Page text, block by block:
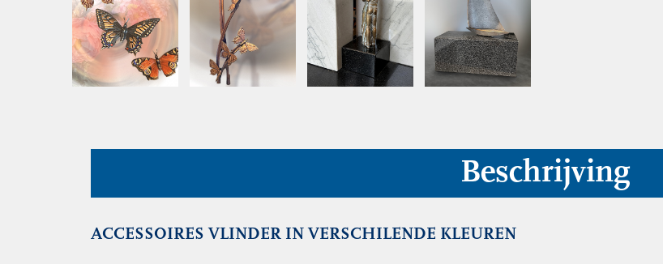
Beschrijving
ACCESSOIRES VLINDER IN VERSCHILENDE KLEUREN